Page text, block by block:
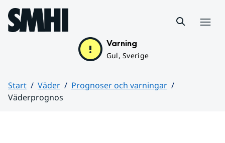
Hoppa till sidans innehåll
Varning
Gul, Sverige
Start Väder
Prognoser och varningar
Väderprognos